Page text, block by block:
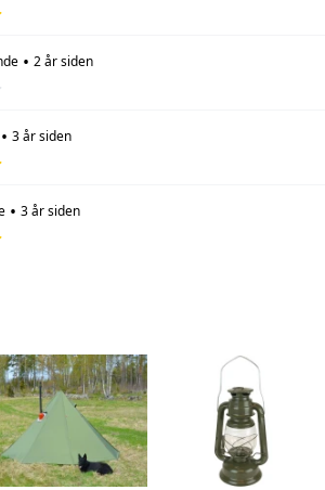
• 2 år siden
• 3 år siden
• 3 år siden